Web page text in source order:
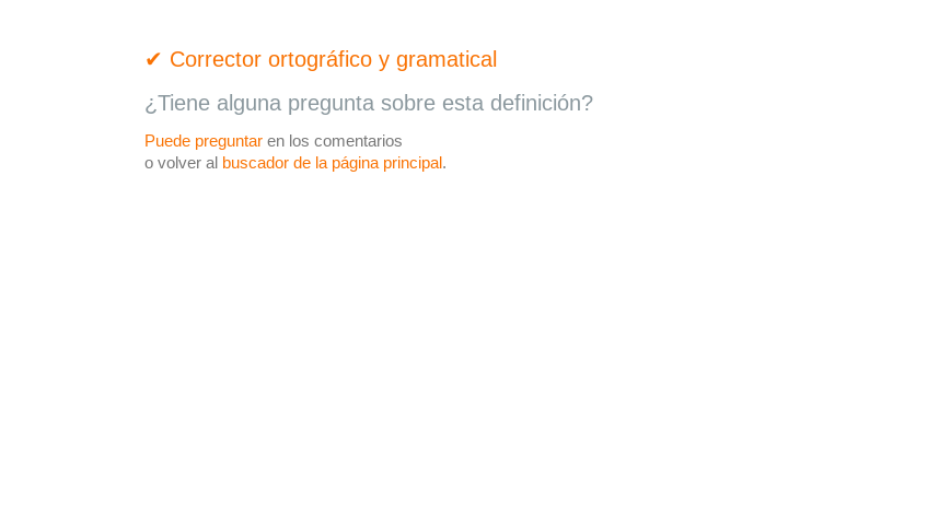
✔ Corrector ortográfico y gramatical
¿Tiene alguna pregunta sobre esta definición?
Puede preguntar en los comentarios
o volver al buscador de la página principal.